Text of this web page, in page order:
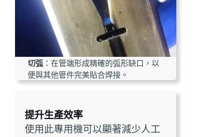
切弧 ：在管端形成精確的弧形缺口，以
便與其他管件完美貼合焊接。
提升生產效率
使用此專用機可以顯著減少人工